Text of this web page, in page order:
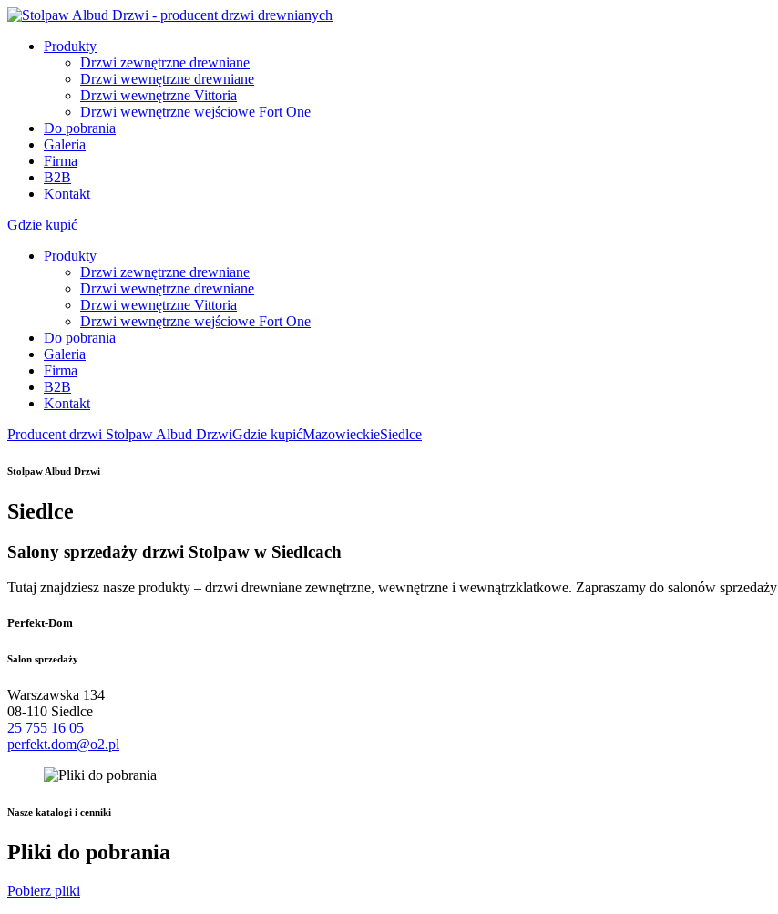
Produkty
Drzwi zewnętrzne drewniane
Drzwi wewnętrzne drewniane
Drzwi wewnętrzne Vittoria
Drzwi wewnętrzne wejściowe Fort One
Do pobrania
Galeria
Firma
B2B
Kontakt
Gdzie kupić
Produkty
Drzwi zewnętrzne drewniane
Drzwi wewnętrzne drewniane
Drzwi wewnętrzne Vittoria
Drzwi wewnętrzne wejściowe Fort One
Do pobrania
Galeria
Firma
B2B
Kontakt
Producent drzwi Stolpaw Albud DrzwiGdzie kupićMazowieckieSiedlce
Stolpaw Albud Drzwi
Siedlce
Salony sprzedaży drzwi Stolpaw w Siedlcach
Tutaj znajdziesz nasze produkty – drzwi drewniane zewnętrzne, wewnętrzne i wewnątrzklatkowe. Zapraszamy do salonów sprzedaży
Perfekt-Dom
Salon sprzedaży
Warszawska 134
08-110 Siedlce
25 755 16 05
perfekt.dom@o2.pl
Nasze katalogi i cenniki
Pliki do pobrania
Pobierz pliki